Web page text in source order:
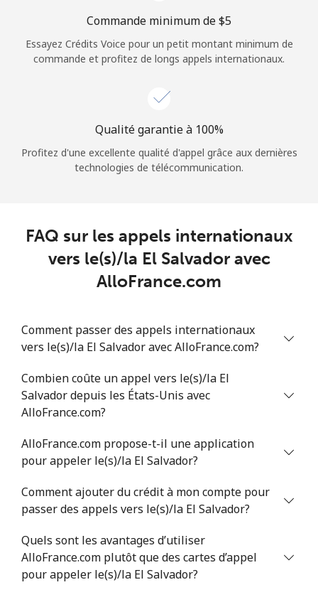
Continue avec
Commande minimum de ⁦$5⁩
Essayez Crédits Voice pour un petit montant minimum de
commande et profitez de longs appels internationaux.
Qualité garantie à 100%
Profitez d'une excellente qualité d'appel grâce aux dernières
technologies de télécommunication.
FAQ sur les appels internationaux
vers le(s)/la El Salvador avec
AlloFrance.com
Comment passer des appels internationaux
vers le(s)/la El Salvador avec AlloFrance.com?
Combien coûte un appel vers le(s)/la El
Salvador depuis les États-Unis avec
AlloFrance.com?
AlloFrance.com propose-t-il une application
pour appeler le(s)/la El Salvador?
Comment ajouter du crédit à mon compte pour
passer des appels vers le(s)/la El Salvador?
Quels sont les avantages d’utiliser
AlloFrance.com plutôt que des cartes d’appel
pour appeler le(s)/la El Salvador?